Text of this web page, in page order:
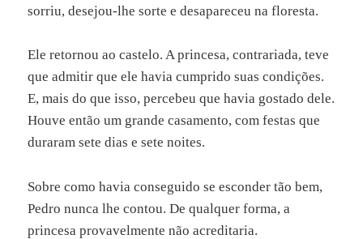
sorriu, desejou-lhe sorte e desapareceu na floresta.
Ele retornou ao castelo. A princesa, contrariada, teve
que admitir que ele havia cumprido suas condições.
E, mais do que isso, percebeu que havia gostado dele.
Houve então um grande casamento, com festas que
duraram sete dias e sete noites.
Sobre como havia conseguido se esconder tão bem,
Pedro nunca lhe contou. De qualquer forma, a
princesa provavelmente não acreditaria.